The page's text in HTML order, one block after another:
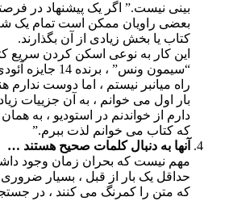
بینی نیست.” اگر یک پیشنهاد در
بعضی راویان ممکن است تمام یک
کتاب یا بخش زیادی از آن بگذارند.
این کار به نوعی اسکن کردن سریع
“سیمون ونس” ،
راه میانبر نیستم ، اما دوست ندارم
بار اول می خوانم ، به آن جزییات
دارم از خواندنم در استودیو ، به
که کتاب می خوانم لذت ببرم.”
آنها به دنبال کلمات صحیح هستند …
مهم نیست که بحران زمان وجود
حداقل یک بار از قبل ، بسیار
که متن را کمرنگ می کنند ، در